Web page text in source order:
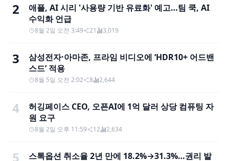
2
애플, AI 시리 '사용량 기반 유료화' 예고…팀 쿡, AI
수익화 언급
8월 2일 오전 3:49 21 3,019
3
삼성전자·아마존, 프라임 비디오에 ‘HDR10+ 어드밴
스드’ 적용
8월 5일 오전 2:02 8 2,644
4
허깅페이스 CEO, 오픈AI에 1억 달러 상당 컴퓨팅 자
원 요구
8월 2일 오후 11:59 12 2,634
5
스톡옵션 취소율 2년 만에 18.2%→31.3%…권리 발